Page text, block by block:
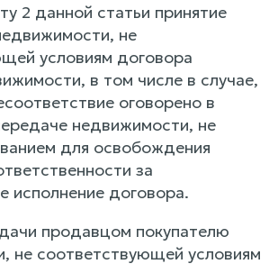
2 данной статьи принятие
не
условиям договора
в том числе в случае,
оговорено в
недвижимости, не
для освобождения
за
исполнение договора.
продавцом покупателю
не соответствующей условиям